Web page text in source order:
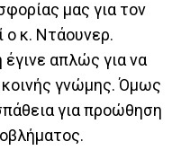
μας για τον
ο κ. Ντάουνερ.
έγινε απλώς για να
κοινής γνώμης. Όμως
για προώθηση